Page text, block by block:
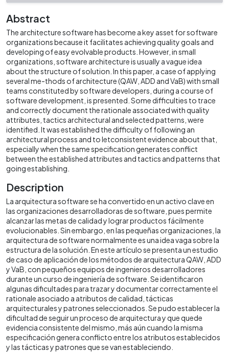
Abstract
The architecture software has become a key asset for software
organizations because it facilitates achieving quality goals and
developing of easy evolvable products. However, in small
organizations, software architecture is usually a vague idea
about the structure of solution. In this paper, a case of applying
several me-thods of architecture (QAW, ADD and VaB) with small
teams constituted by software developers, during a course of
software development, is presented. Some difficulties to trace
and correctly document the rationale associated with quality
attributes, tactics architectural and selected patterns, were
identified. It was established the difficulty of following an
architectural process and to letconsistent evidence about that,
especially when the same specification generates conflict
between the established attributes and tactics and patterns that
going establishing.
Description
La arquitectura software se ha convertido en un activo clave en
las organizaciones desarrolladoras de software, pues permite
alcanzar las metas de calidad y lograr productos fácilmente
evolucionables. Sin embargo, en las pequeñas organizaciones, la
arquitectura de software normalmente es una idea vaga sobre la
estructura de la solución. En este artículo se presenta un estudio
de caso de aplicación de los métodos de arquitectura QAW, ADD
y VaB, con pequeños equipos de ingenieros desarrolladores
durante un curso de ingeniería de software. Se identificaron
algunas dificultades para trazar y documentar correctamente el
rationale asociado a atributos de calidad, tácticas
arquitecturales y patrones seleccionados. Se pudo establecer la
dificultad de seguir un proceso de arquitectura y que quede
evidencia consistente del mismo, más aún cuando la misma
especificación genera conflicto entre los atributos establecidos
y las tácticas y patrones que se van estableciendo.